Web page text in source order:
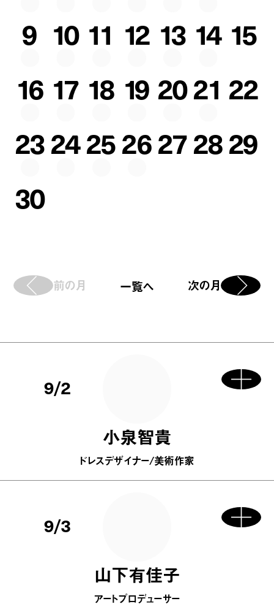
9 10 11 12 13 14 15
16 17 18 19 2021 22
23242526272829
30
前の月 一覧へ 次の月
9/2
小泉智貴
ドレスデザイナー/美術作家
9/3
山下有佳子
アートプロデューサー